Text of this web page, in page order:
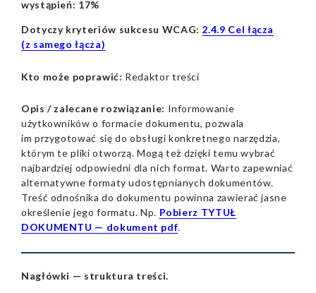
wystąpień: 17%
Dotyczy kryteriów sukcesu WCAG: 2.4.9 Cel łącza
(z samego łącza)
Kto może poprawić: Redaktor treści
Opis / zalecane rozwiązanie: Informowanie
użytkowników o formacie dokumentu, pozwala
im przygotować się do obsługi konkretnego narzędzia,
którym te pliki otworzą. Mogą też dzięki temu wybrać
najbardziej odpowiedni dla nich format. Warto zapewniać
alternatywne formaty udostępnianych dokumentów.
Treść odnośnika do dokumentu powinna zawierać jasne
określenie jego formatu. Np. Pobierz TYTUŁ
DOKUMENTU — dokument pdf.
Nagłówki — struktura treści.